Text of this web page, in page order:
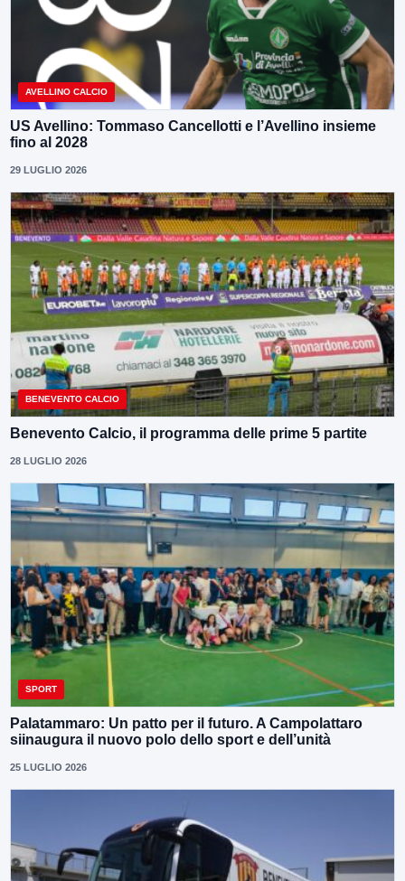
AVELLINO CALCIO
US Avellino: Tommaso Cancellotti e l’Avellino insieme
fino al 2028
29 LUGLIO 2026
BENEVENTO CALCIO
Benevento Calcio, il programma delle prime 5 partite
28 LUGLIO 2026
SPORT
Palatammaro: Un patto per il futuro. A Campolattaro
siinaugura il nuovo polo dello sport e dell’unità
25 LUGLIO 2026